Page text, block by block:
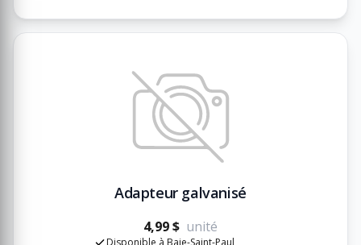
Adapteur galvanisé
4,99 $ unité
Disponible à Baie-Saint-Paul